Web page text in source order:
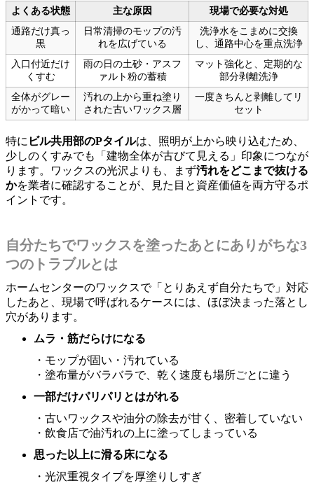
よくある状態 主な原因
現場で必要な対処
通路だけ真っ
黒
日常清掃のモップの汚
れを広げている
洗浄水をこまめに交換
し、通路中心を重点洗浄
入口付近だけ
くすむ
雨の日の土砂・アスフ
ァルト粉の蓄積
マット強化と、定期的な
部分剥離洗浄
全体がグレー
がかって暗い
汚れの上から重ね塗り
された古いワックス層
一度きちんと剥離してリ
セット
特に ビル共用部のPタイルは、照明が上から映り込むため、
少しのくすみでも「建物全体が古びて見える」印象につなが
ります。ワックスの光沢よりも、まず汚れをどこまで抜ける
かを業者に確認することが、見た目と資産価値を両方守るポ
イントです。
自分たちでワックスを塗ったあとにありがちな3
つのトラブルとは
ホームセンターのワックスで「とりあえず自分たちで」対応
したあと、現場で呼ばれるケースには、ほぼ決まった落とし
穴があります。
ムラ・筋だらけになる
・モップが固い・汚れている
・塗布量がバラバラで、乾く速度も場所ごとに違う
一部だけパリパリとはがれる
・古いワックスや油分の除去が甘く、密着していない
・飲食店で油汚れの上に塗ってしまっている
思った以上に滑る床になる
・光沢重視タイプを厚塗りしすぎ